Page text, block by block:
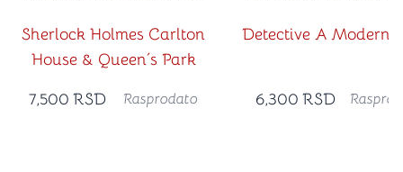
Sherlock Holmes Carlton
House & Queen´s Park
7,500 RSD Rasprodato
Detective A Modern
6,300 RSD